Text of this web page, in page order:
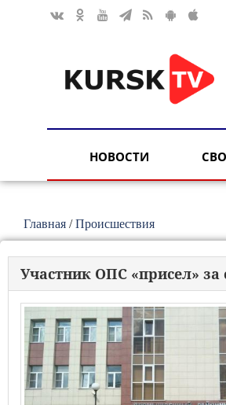
НОВОСТИ СВО
Главная /Происшествия
Участник ОПС «присел»